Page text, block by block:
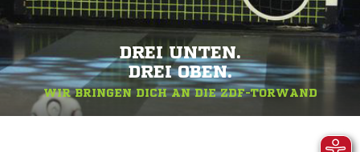
DREI UNTEN.
DREI OBEN.
WIR BRINGEN DICH AN DIE ZDF-TORWAND